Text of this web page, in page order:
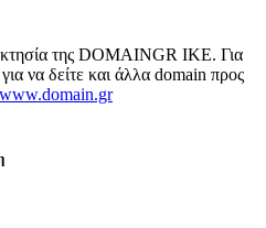
της DOMAINGR ΙΚΕ. Για
να δείτε και άλλα domain προς
www.domain.gr